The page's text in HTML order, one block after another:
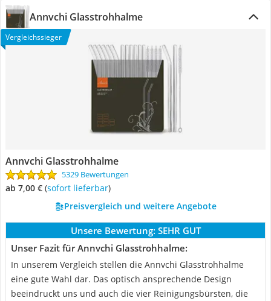
Annvchi Glasstrohhalme
Vergleichssieger
Annvchi Glasstrohhalme
5329 Bewertungen
ab 7,00 € ( Sofort lieferbar)
Preisvergleich und weitere Angebote
Unsere Bewertung: SEHR GUT
Unser Fazit für Annvchi Glasstrohhalme:
In unserem Vergleich stellen die Annvchi Glasstrohhalme
eine gute Wahl dar. Das optisch ansprechende Design
beeindruckt uns und auch die vier Reinigungsbürsten, die